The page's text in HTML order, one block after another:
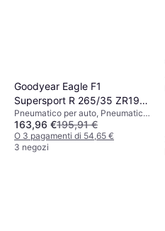
Goodyear Eagle F1
Supersport R 265/35 ZR19
98Y XL
Pneumatico per auto, Pneumatici
estivi, No, Auto Passeggeri, Profilo
35 %, Indice di Velocità ZR (>240),
Y (300 km/h)
163,96 €195,91 €
O 3 pagamenti di 54,65 €
3 negozi